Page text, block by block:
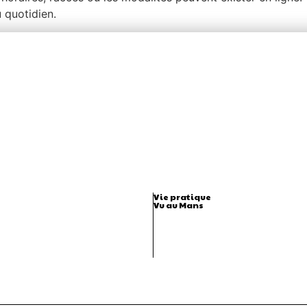
quotidien.
Vie pratique
Vu au Mans